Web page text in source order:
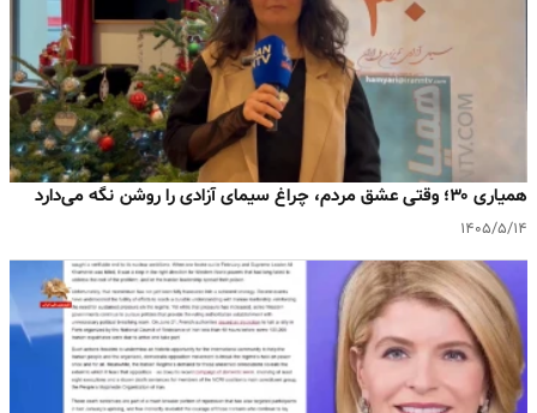
همیاری ۳۰؛ وقتی عشق مردم، چراغ سیمای آزادی را روشن نگه می‌دارد
۱۴۰۵/۵/۱۴